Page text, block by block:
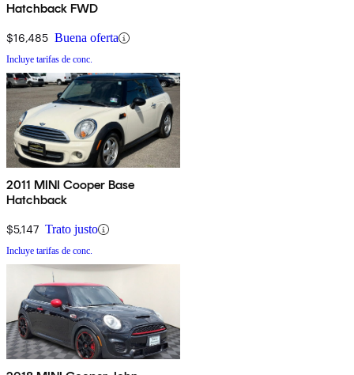
Hatchback FWD
$16,485 Buena oferta
Incluye tarifas de conc.
2011 MINI Cooper Base
Hatchback
$5,147 Trato justo
Incluye tarifas de conc.